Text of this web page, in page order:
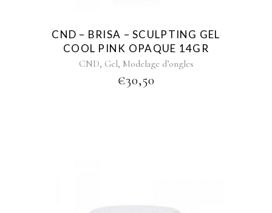
CND – BRISA – SCULPTING GEL
COOL PINK OPAQUE 14GR
CND, Gel, Modelage d’ongles
€30,50